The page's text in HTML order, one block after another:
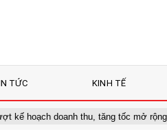
TỨC KINH TẾ
doanh thu, tăng tốc mở rộng hệ